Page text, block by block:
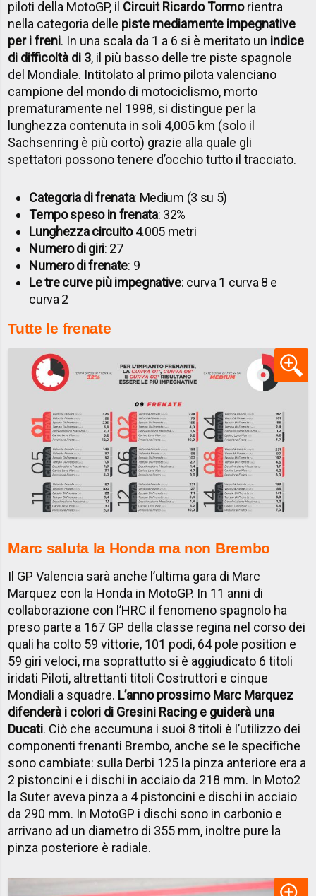
piloti della MotoGP, il Circuit Ricardo Tormorientra
nella categoria delle piste mediamente impegnative
per i freni. In una scala da 1 a 6 si è meritato un indice
di difficoltà di 3, il più basso delle tre piste spagnole
del Mondiale. Intitolato al primo pilota valenciano
campione del mondo di motociclismo, morto
prematuramente nel 1998, si distingue per la
lunghezza contenuta in soli 4,005 km (solo il
Sachsenring è più corto) grazie alla quale gli
spettatori possono tenere d’occhio tutto il tracciato.
Categoria di frenata: Medium (3 su 5)
Tempo speso in frenata: 32%
Lunghezza circuito4.005 metri
Numero di giri: 27
Numero di frenate: 9
Le tre curve più impegnative: curva 1 curva 8 e
curva 2
Tutte le frenate
Marc saluta la Honda ma non Brembo
Il GP Valencia sarà anche l’ultima gara di Marc
Marquez con la Honda in MotoGP. In 11 anni di
collaborazione con l’HRC il fenomeno spagnolo ha
preso parte a 167 GP della classe regina nel corso dei
quali ha colto 59 vittorie, 101 podi, 64 pole position e
59 giri veloci, ma soprattutto si è aggiudicato 6 titoli
iridati Piloti, altrettanti titoli Costruttori e cinque
Mondiali a squadre. L’anno prossimo Marc Marquez
difenderà i colori di Gresini Racing e guiderà una
Ducati. Ciò che accumuna i suoi 8 titoli è l’utilizzo dei
componenti frenanti Brembo, anche se le specifiche
sono cambiate: sulla Derbi 125 la pinza anteriore era a
2 pistoncini e i dischi in acciaio da 218 mm. In Moto2
la Suter aveva pinza a 4 pistoncini e dischi in acciaio
da 290 mm. In MotoGP i dischi sono in carbonio e
arrivano ad un diametro di 355 mm, inoltre pure la
pinza posteriore è radiale.